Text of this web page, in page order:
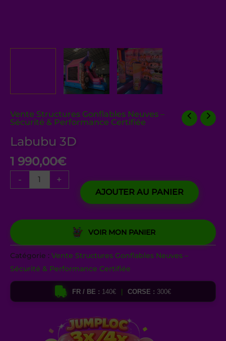
Vente Structures Gonflables Neuves –
Sécurité & Performance Certifiée
Labubu 3D
1 990,00€
- +
AJOUTER AU PANIER
VOIR MON PANIER
Catégorie : Vente Structures Gonflables Neuves –
Sécurité & Performance Certifiée
FR / BE : 140€ | CORSE : 300€